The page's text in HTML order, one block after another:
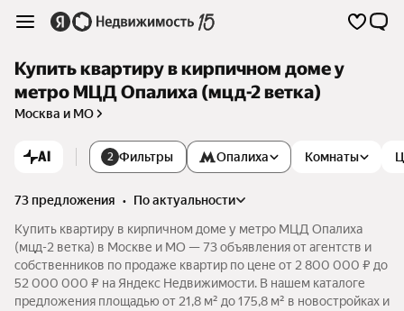
Купить квартиру в кирпичном доме у
метро МЦД Опалиха (мцд-2 ветка)
Москва и МО
AI 2 Фильтры Комнаты
Опалиха
73 предложения •
по актуальности
Купить квартиру в кирпичном доме у метро МЦД Опалиха
(мцд-2 ветка) в Москве и МО — 73 объявления от агентств и
собственников по продаже квартир по цене от 2 800 000 ₽ до
52 000 000 ₽ на Яндекс Недвижимости. В нашем каталоге
предложения площадью от 21,8 м² до 175,8 м² в новостройках и